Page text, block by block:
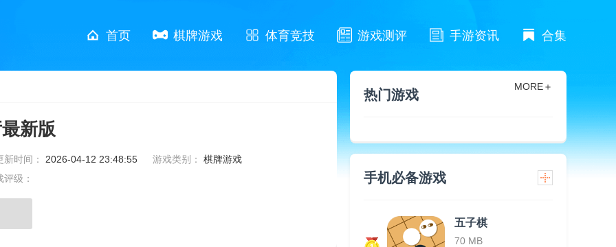
首页 棋牌游戏 体育竞技 游戏测评 手游资讯 合集
新版
新时间： 2026-04-12 23:48:55 游戏类别： 棋牌游戏
评级：
热门游戏
MORE＋
手机必备游戏
五子棋
70 MB